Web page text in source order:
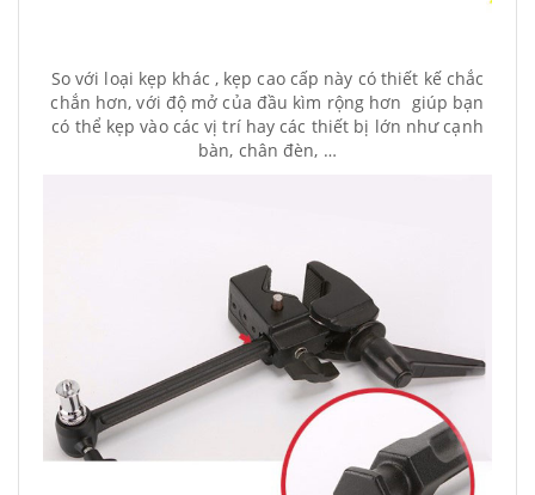
So với loại kẹp khác , kẹp cao cấp này có thiết kế chắc
chắn hơn, với độ mở của đầu kìm rộng hơn giúp bạn
có thể kẹp vào các vị trí hay các thiết bị lớn như cạnh
bàn, chân đèn, …